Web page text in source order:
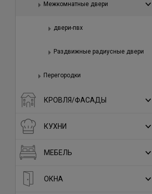
Межкомнатные двери
двери-пвх
Раздвижные радиусные двери
Перегородки
КРОВЛЯ/ФАСАДЫ
КУХНИ
МЕБЕЛЬ
ОКНА